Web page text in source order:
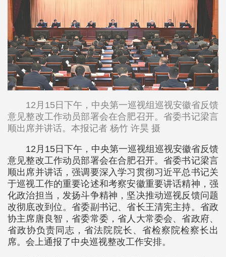
12月15日下午，中央第一巡视组巡视安徽省反馈
意见整改工作动员部署会在合肥召开。省委书记梁言
顺出席并讲话。本报记者 杨竹 许昊 摄
12月15日下午，中央第一巡视组巡视安徽省反馈
意见整改工作动员部署会在合肥召开。省委书记梁言
顺出席并讲话，强调要深入学习贯彻习近平总书记关
于巡视工作的重要论述和考察安徽重要讲话精神，强
化政治担当，发扬斗争精神，坚决推动巡视反馈问题
改彻底改到位。省委副书记、省长王清宪主持。省政
协主席唐良智，省委常委，省人大常委会、省政府、
省政协负责同志，省法院院长、省检察院检察长出
席。会上通报了中央巡视整改工作安排。